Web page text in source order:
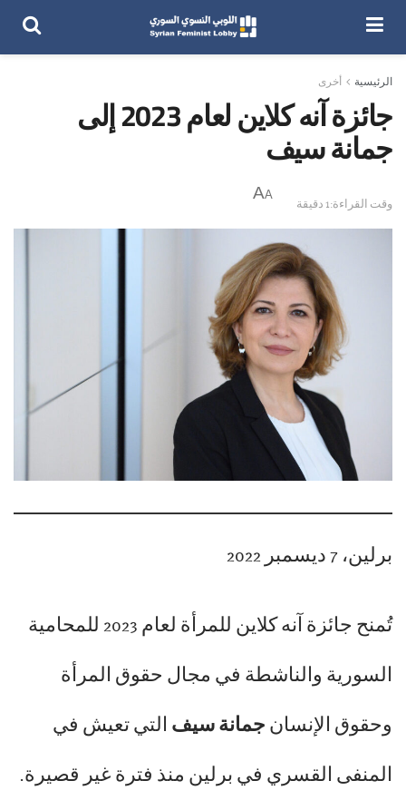
الرئيسية أخرى
جائزة آنه كلاين لعام 2023 إلى
جمانة سيف
وقت القراءة:1 دقيقة
A
A
برلين، 7 ديسمبر 2022
تُمنح جائزة آنه كلاين للمرأة لعام 2023 للمحامية
السورية والناشطة في مجال حقوق المرأة
وحقوق الإنسانجمانة سيف التي تعيش في
المنفى القسري في برلين منذ فترة غير قصيرة.